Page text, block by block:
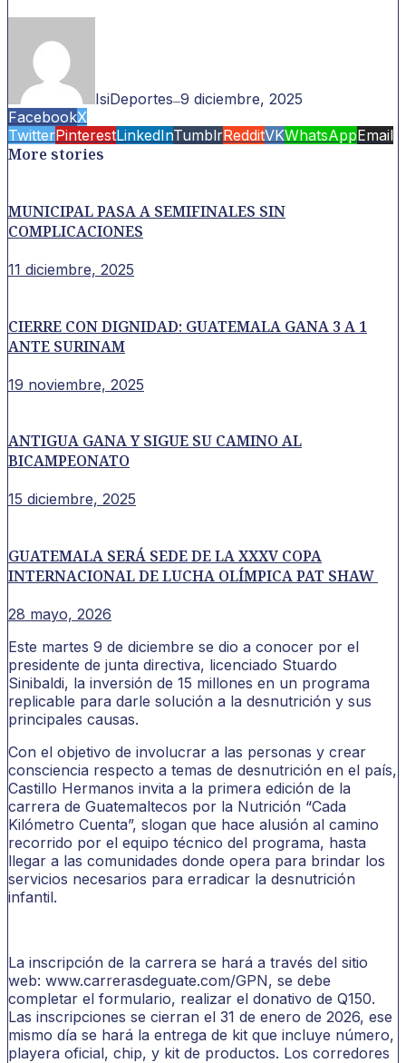
IsiDeportes—9 diciembre, 2025
FacebookX
TwitterPinterestLinkedInTumblrRedditVKWhatsAppEmail
More stories
MUNICIPAL PASA A SEMIFINALES SIN
COMPLICACIONES
11 diciembre, 2025
CIERRE CON DIGNIDAD: GUATEMALA GANA 3 A 1
ANTE SURINAM
19 noviembre, 2025
ANTIGUA GANA Y SIGUE SU CAMINO AL
BICAMPEONATO
15 diciembre, 2025
GUATEMALA SERÁ SEDE DE LA XXXV COPA
INTERNACIONAL DE LUCHA OLÍMPICA PAT SHAW
28 mayo, 2026
Este martes 9 de diciembre se dio a conocer por el
presidente de junta directiva, licenciado Stuardo
Sinibaldi, la inversión de 15 millones en un programa
replicable para darle solución a la desnutrición y sus
principales causas.
Con el objetivo de involucrar a las personas y crear
consciencia respecto a temas de desnutrición en el país,
Castillo Hermanos invita a la primera edición de la
carrera de Guatemaltecos por la Nutrición “Cada
Kilómetro Cuenta”, slogan que hace alusión al camino
recorrido por el equipo técnico del programa, hasta
llegar a las comunidades donde opera para brindar los
servicios necesarios para erradicar la desnutrición
infantil.
La inscripción de la carrera se hará a través del sitio
web: www.carrerasdeguate.com/GPN, se debe
completar el formulario, realizar el donativo de Q150.
Las inscripciones se cierran el 31 de enero de 2026, ese
mismo día se hará la entrega de kit que incluye número,
playera oficial, chip, y kit de productos. Los corredores